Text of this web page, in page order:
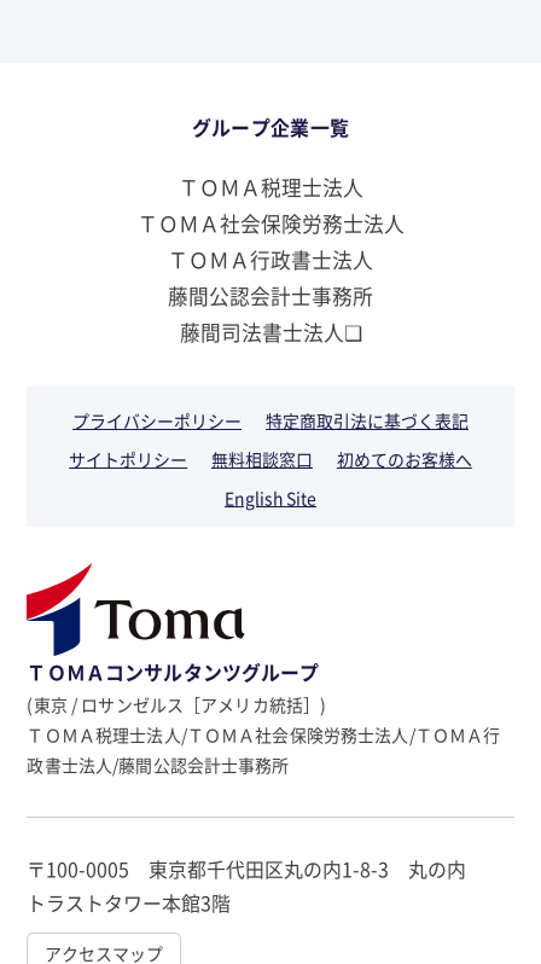
グループ企業一覧
ＴＯＭＡ税理士法人
ＴＯＭＡ社会保険労務士法人
ＴＯＭＡ行政書士法人
藤間公認会計士事務所
藤間司法書士法人❏
プライバシーポリシー
特定商取引法に基づく表記
サイトポリシー
無料相談窓口
初めてのお客様へ
English Site
ＴＯＭＡコンサルタンツグループ
(東京 / ロサンゼルス［アメリカ統括］)
ＴＯＭＡ税理士法人/ＴＯＭＡ社会保険労務士法人/ＴＯＭＡ行
政書士法人/藤間公認会計士事務所
〒100-0005 東京都千代田区丸の内1-8-3 丸の内
トラストタワー本館3階
アクセスマップ